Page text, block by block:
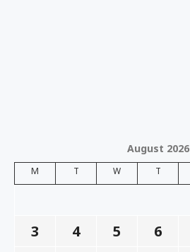
August 2026
M T W T
3
4 5 6